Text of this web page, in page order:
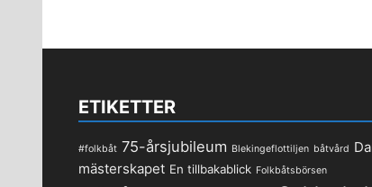
ETIKETTER
#folkbåt 75-årsjubileum Blekingeflottiljen båtvård
mästerskapet En tillbakablick Folkbåtsbörsen